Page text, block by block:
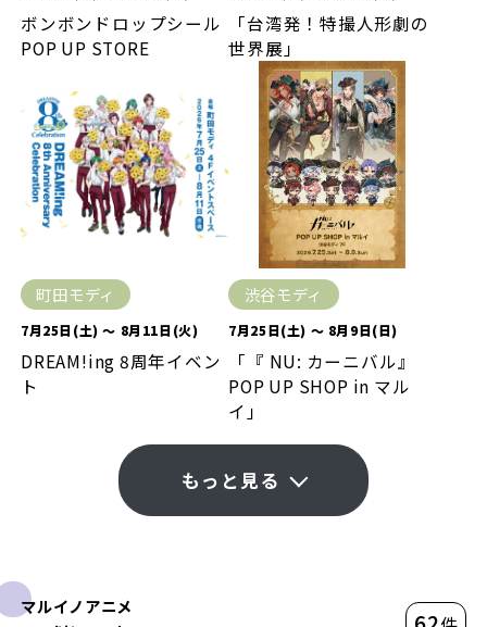
ボンボンドロップシール
POP UP STORE
「台湾発！特撮人形劇の
世界展」
町田モディ
7月25日(土) ～ 8月11日(火)
DREAM!ing 8周年イベン
ト
渋谷モディ
7月25日(土) ～ 8月9日(日)
「『 NU: カーニバル』
POP UP SHOP in マル
イ」
もっと見る
マルイノアニメ